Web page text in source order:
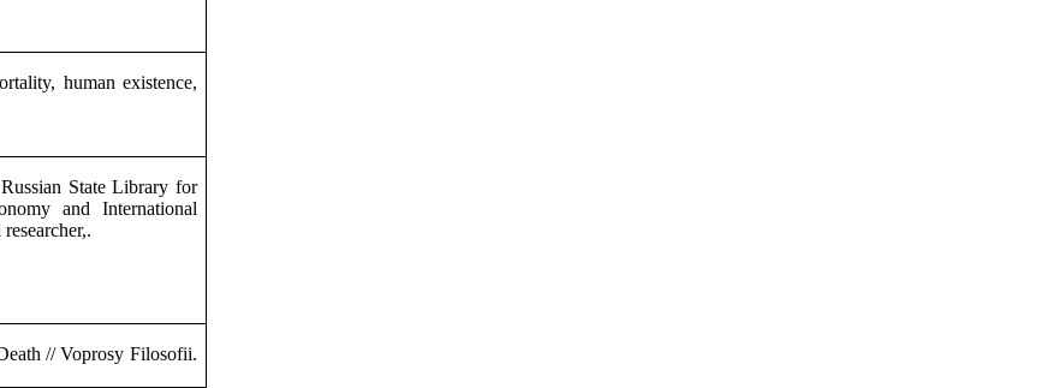
human existence,
State Library for
and International
// Voprosy Filosofii.